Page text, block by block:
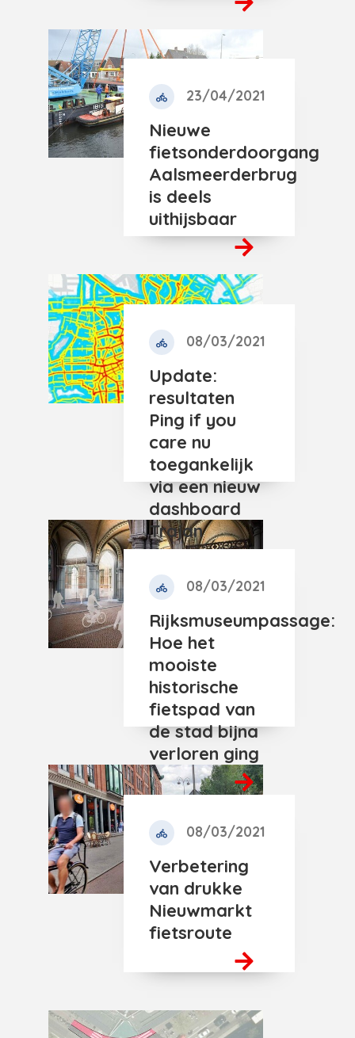
23/04/2021
Nieuwe
fietsonderdoorgang
Aalsmeerderbrug
is deels
uithijsbaar
08/03/2021
Update:
resultaten
Ping if you
care nu
toegankelijk
via een nieuw
dashboard
Trajan
08/03/2021
Rijksmuseumpassage:
Hoe het
mooiste
historische
fietspad van
de stad bijna
verloren ging
08/03/2021
Verbetering
van drukke
Nieuwmarkt
fietsroute